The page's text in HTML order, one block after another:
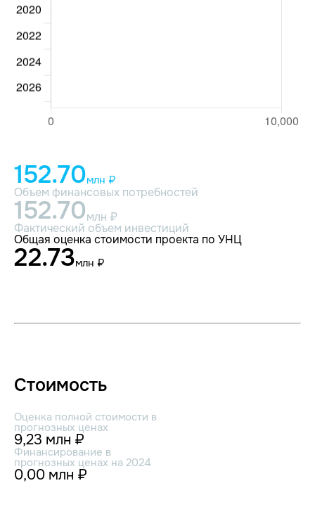
152.70млн ₽
Объем финансовых потребностей
152.70млн ₽
Фактический объем инвестиций
Общая оценка стоимости проекта по УНЦ
22.73млн ₽
Стоимость
Оценка полной стоимости в
прогнозных ценах
9,23 млн ₽
Финансирование в
прогнозных ценах на 2024
0,00 млн ₽